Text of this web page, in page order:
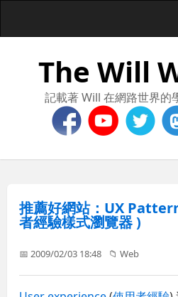
The Will
記載著 Will 在網路世界的
推薦好網站：UX
者經驗樣式瀏覽器 )
📅 2009/02/03 18:48 📁Web